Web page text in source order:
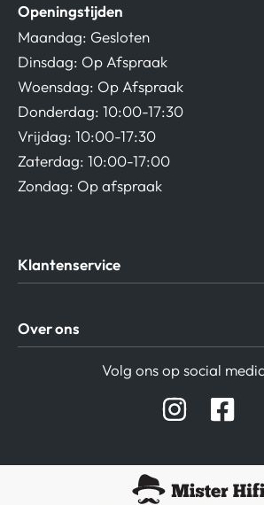
Openingstijden
Maandag: Gesloten
Dinsdag: Op Afspraak
Woensdag: Op Afspraak
Donderdag: 10:00-17:30
Vrijdag: 10:00-17:30
Zaterdag: 10:00-17:00
Zondag: Op afspraak
Klantenservice
Privacy beleid
Verzending / Retour
Over ons
Hifi winkel Raamsdonksveer
Volg ons op social